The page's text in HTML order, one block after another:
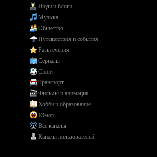
Люди и блоги
Музыка
Общество
Путешествия и события
Развлечения
Сериалы
Спорт
Транспорт
Фильмы и анимация
Хобби и образование
Юмор
Все каналы
Каналы пользователей